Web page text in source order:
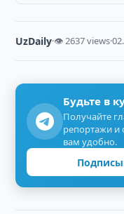
UzDaily·👁 2637 views·
Будьте в
Получайте
репортажи и
вам удобно.